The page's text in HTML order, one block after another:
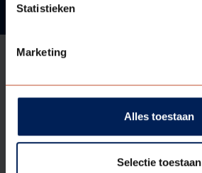
Statistieken
Marketing
Alles toestaan
Selectie toestaan
Aanbod